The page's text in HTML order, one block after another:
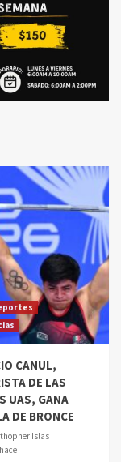
CANUL,
DE LAS
UAS, GANA
DE BRONCE
Islas